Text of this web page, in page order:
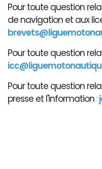
Pour toute question
de navigation et aux
Pour toute question
Pour toute question
presse et l'information :